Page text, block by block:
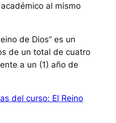
al mismo
de Dios” es un
de un total de cuatro
a un (1) año de
del curso: El Reino